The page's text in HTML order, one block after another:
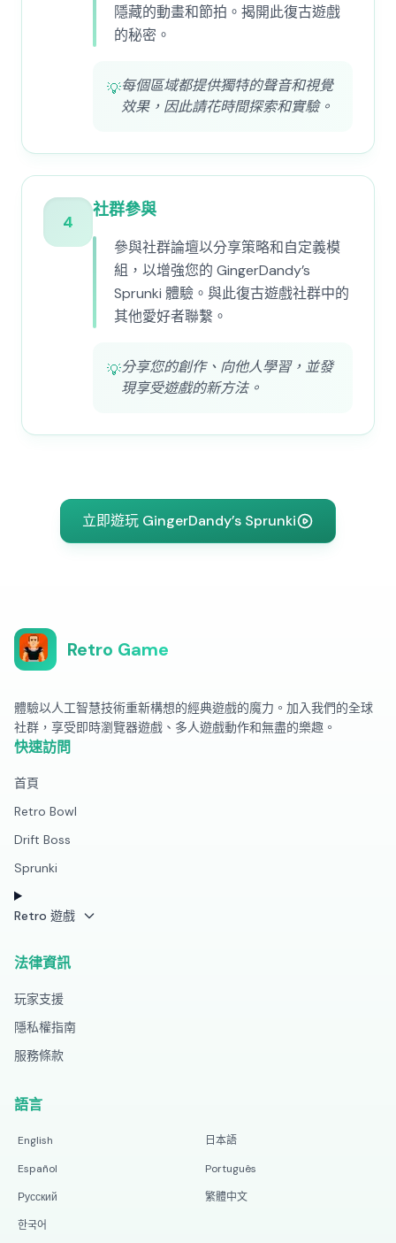
隱藏的動畫和節拍。揭開此復古遊戲
的秘密。
💡每個區域都提供獨特的聲音和視覺
效果，因此請花時間探索和實驗。
4
社群參與
參與社群論壇以分享策略和自定義模
組，以增強您的 GingerDandy’s
Sprunki 體驗。與此復古遊戲社群中的
其他愛好者聯繫。
💡分享您的創作、向他人學習，並發
現享受遊戲的新方法。
立即遊玩 GingerDandy’s Sprunki
Retro Game
體驗以人工智慧技術重新構想的經典遊戲的魔力。加入我們的全球
社群，享受即時瀏覽器遊戲、多人遊戲動作和無盡的樂趣。
快速訪問
首頁
Retro Bowl
Drift Boss
Sprunki
Retro 遊戲
法律資訊
玩家支援
隱私權指南
服務條款
語言
English
日本語
Español
Português
Русский
繁體中文
한국어